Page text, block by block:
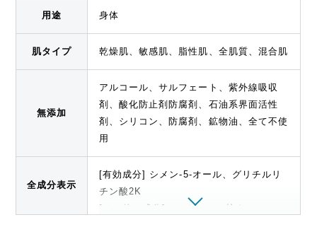
用途 身体
肌タイプ 乾燥肌、敏感肌、脂性肌、全肌質、混合肌
無添加
アルコール、サルフェート、紫外線吸収
剤、酸化防止剤防腐剤、石油系界面活性
剤、シリコン、防腐剤、鉱物油、全て不使
用
全成分表示
[有効成分] シメン-5-オール、グリチルリ
チン酸2K
[その他の成分]メントール、柿タンニン、